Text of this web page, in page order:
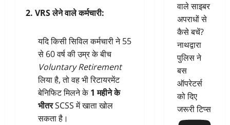
2. VRS लेने वाले कर्मचारी:
यदि किसी सिविल कर्मचारी ने 55
से 60 वर्ष की उम्र के बीच
Voluntary Retirement
लिया है, तो वह भी रिटायरमेंट
बेनिफिट मिलने के1 महीने के
भीतरSCSS में खाता खोल
सकता है।
वाले साइबर
अपराधों से
कैसे बचें?
नाथद्वारा
पुलिस ने
बस
ऑपरेटर्स
को दिए
जरूरी टिप्स